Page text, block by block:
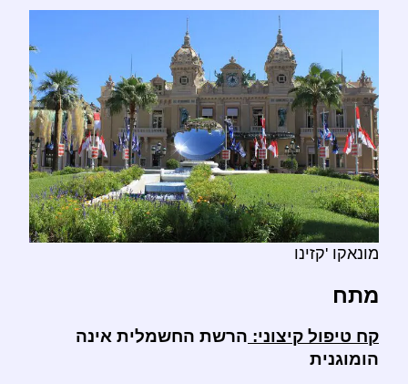
מונאקו 'קזינו
מתח
קח טיפול קיצוני: הרשת החשמלית אינה
הומוגנית